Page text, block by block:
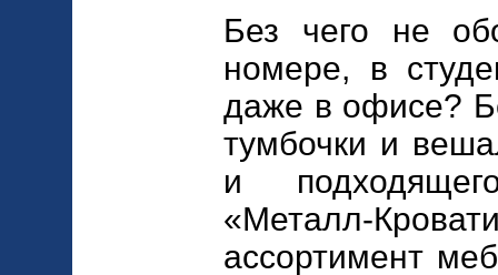
Без чего не
номере, в
даже в офисе?
тумбочки и
и
«Металл-
ассортимент